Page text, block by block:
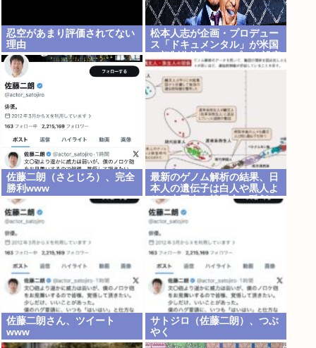
忍空があまり評価されてない
理由
松本人志が企画・プロデュー
ス「ドキュメンタル」が米国
で初制作決定 シンプルな設定
に国境超えた支持
佐藤二朗（さとじろ）、完全
勝利www
最新のゲノム解析の結果、日
本人の遺伝子は白人や黒人よ
りも中国人や韓国人に酷似と
判明…ネトウヨ激震
佐藤二朗さん、ツイート
www
サトジロ（佐藤二朗）、つぶ
やく